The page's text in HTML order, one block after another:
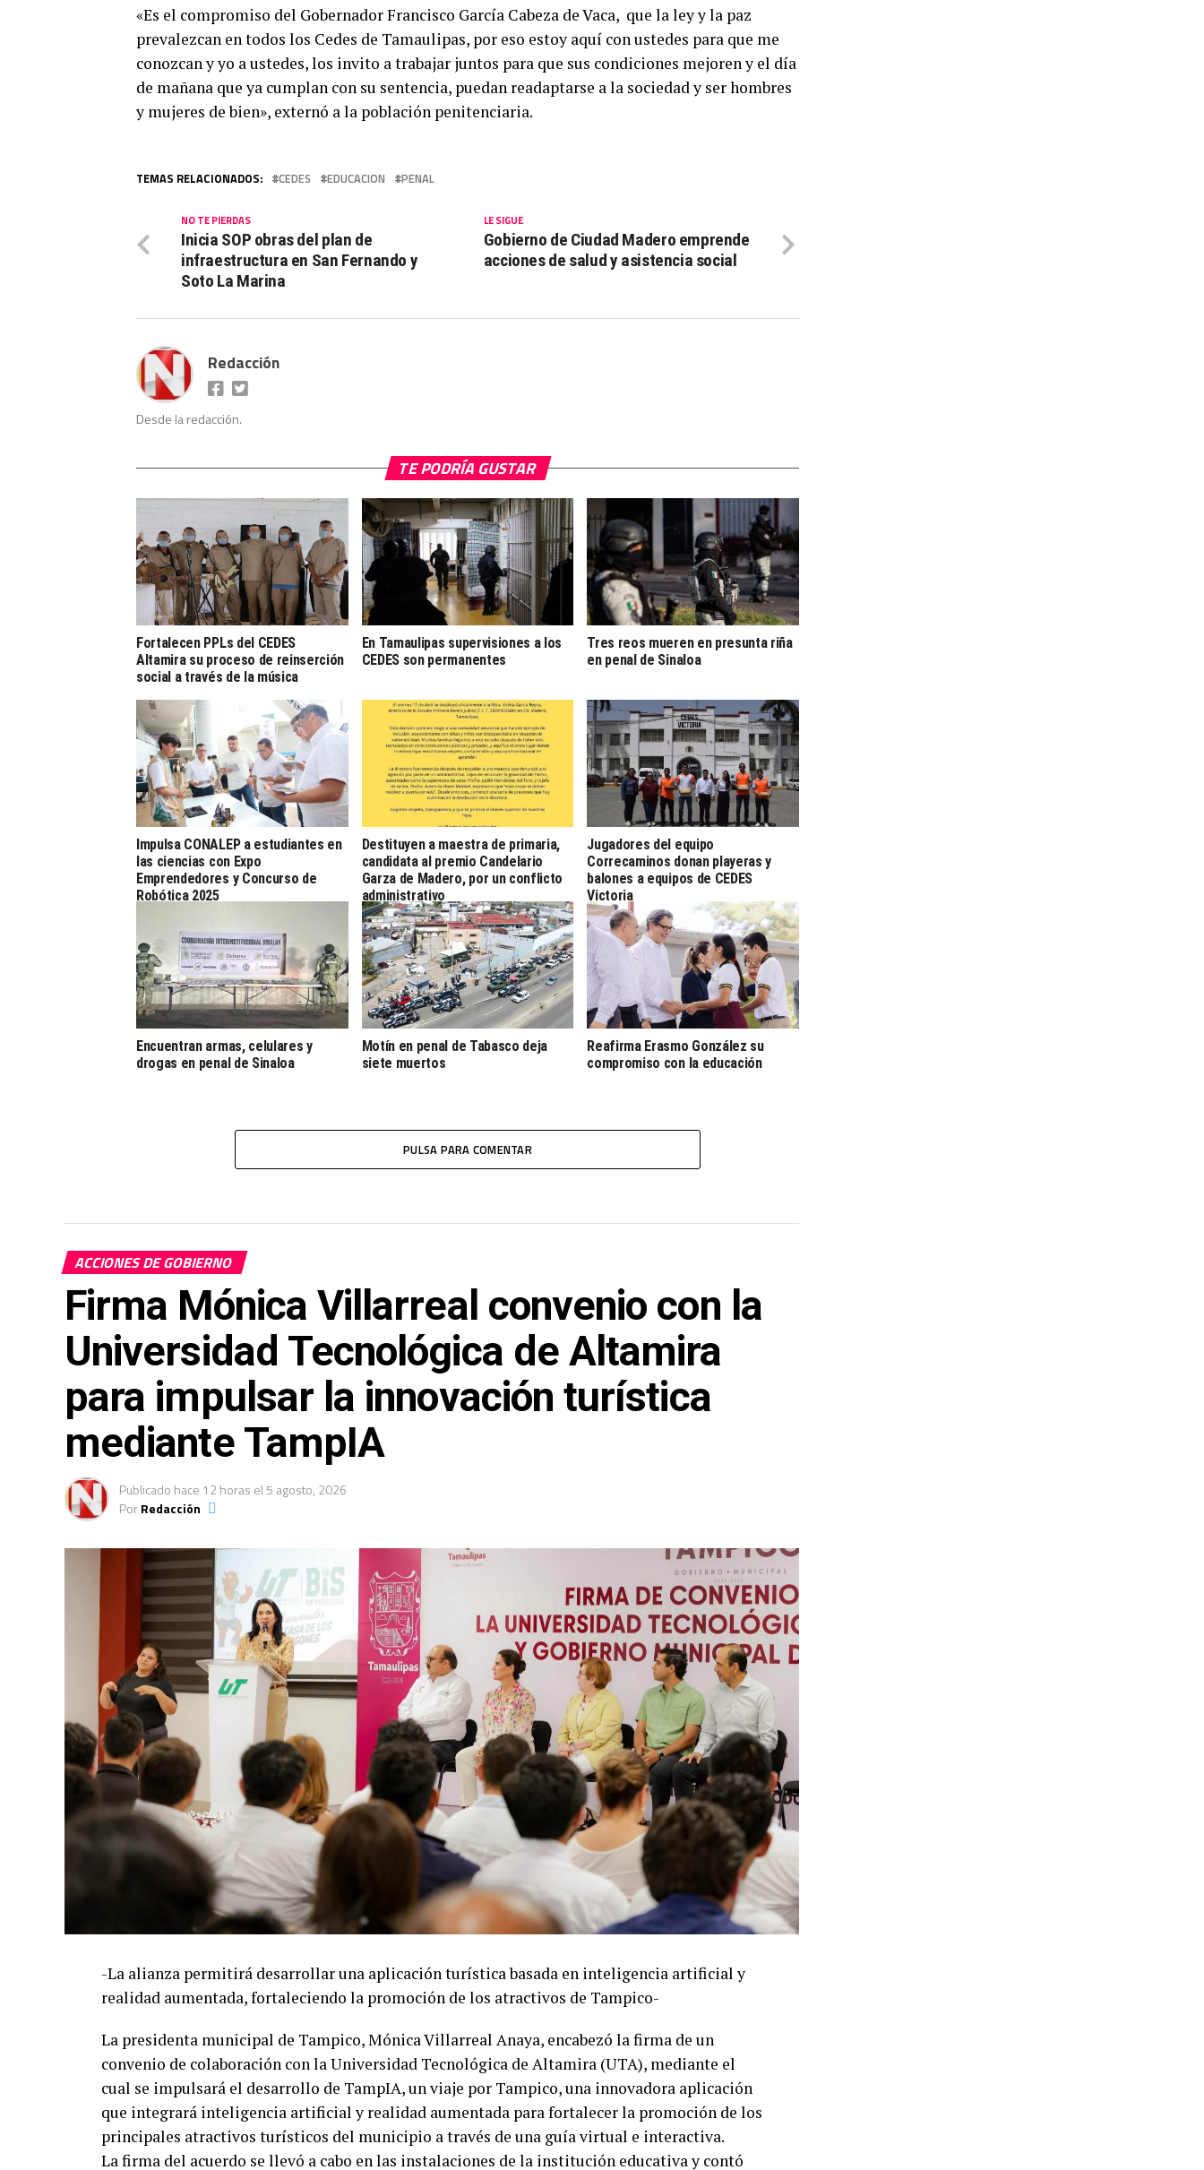
«Es el compromiso del Gobernador Francisco García Cabeza de Vaca, que la ley y la paz
prevalezcan en todos los Cedes de Tamaulipas, por eso estoy aquí con ustedes para que me
conozcan y yo a ustedes, los invito a trabajar juntos para que sus condiciones mejoren y el día
de mañana que ya cumplan con su sentencia, puedan readaptarse a la sociedad y ser hombres
y mujeres de bien», externó a la población penitenciaria.
TEMAS RELACIONADOS: CEDES EDUCACION PENAL
LE SIGUE
Gobierno de Ciudad Madero emprende
acciones de salud y asistencia social
NO TE PIERDAS
Inicia SOP obras del plan de
infraestructura en San Fernando y
Soto La Marina
Redacción
Desde la redacción.
TE PODRÍA GUSTAR
Fortalecen PPLs del CEDES
Altamira su proceso de reinserción
social a través de la música
En Tamaulipas supervisiones a los
CEDES son permanentes
Tres reos mueren en presunta riña
en penal de Sinaloa
Impulsa CONALEP a estudiantes en
las ciencias con Expo
Emprendedores y Concurso de
Robótica 2025
Destituyen a maestra de primaria,
candidata al premio Candelario
Garza de Madero, por un conflicto
administrativo
Jugadores del equipo
Correcaminos donan playeras y
balones a equipos de CEDES
Victoria
Encuentran armas, celulares y
drogas en penal de Sinaloa
Motín en penal de Tabasco deja
siete muertos
Reafirma Erasmo González su
compromiso con la educación
PULSA PARA COMENTAR
ACCIONES DE GOBIERNO
Firma Mónica Villarreal convenio con la
Universidad Tecnológica de Altamira
para impulsar la innovación turística
mediante TampIA
Publicado hace 12 horas el5 agosto, 2026
PorRedacción
-La alianza permitirá desarrollar una aplicación turística basada en inteligencia artificial y
realidad aumentada, fortaleciendo la promoción de los atractivos de Tampico-
La presidenta municipal de Tampico, Mónica Villarreal Anaya, encabezó la firma de un
convenio de colaboración con la Universidad Tecnológica de Altamira (UTA), mediante el
cual se impulsará el desarrollo de TampIA, un viaje por Tampico, una innovadora aplicación
que integrará inteligencia artificial y realidad aumentada para fortalecer la promoción de los
principales atractivos turísticos del municipio a través de una guía virtual e interactiva.
La firma del acuerdo se llevó a cabo en las instalaciones de la institución educativa y contó